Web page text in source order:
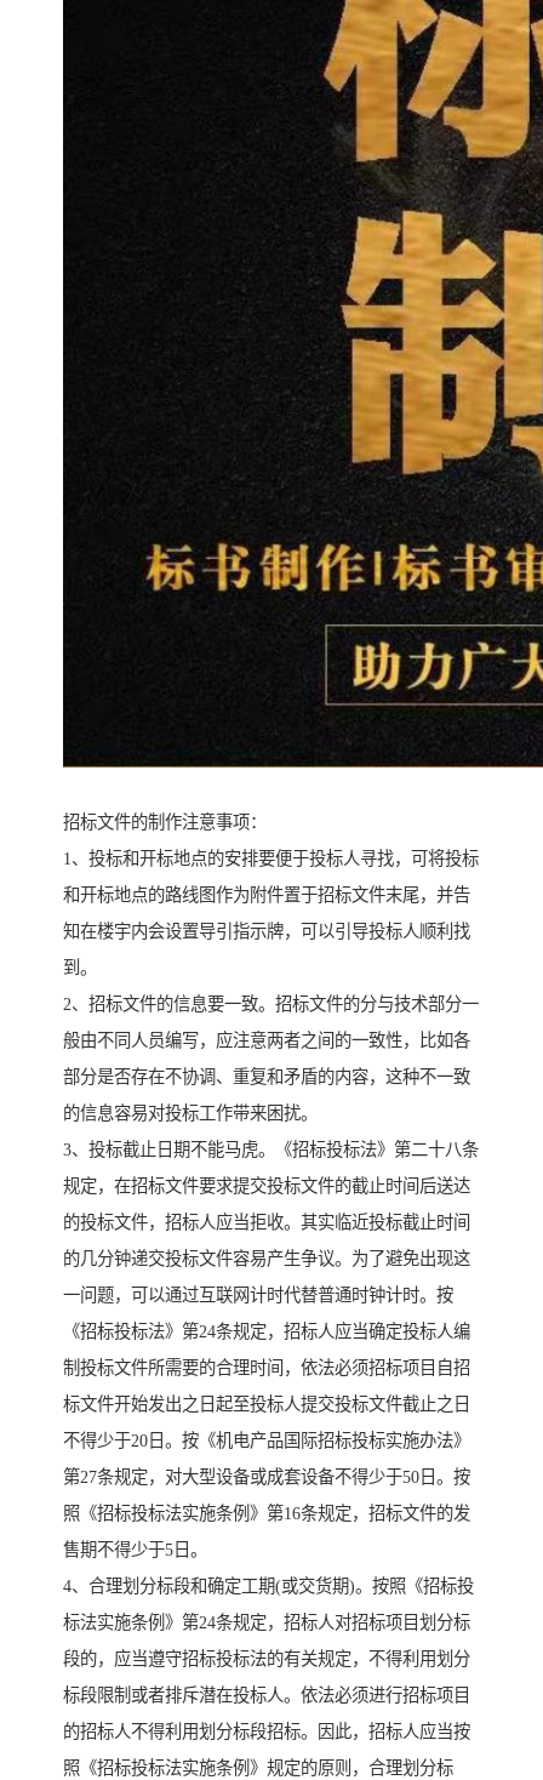
招标文件的制作注意事项：
1、投标和开标地点的安排要便于投标人寻找，可将投标
和开标地点的路线图作为附件置于招标文件末尾，并告
知在楼宇内会设置导引指示牌，可以引导投标人顺利找
到。
2、招标文件的信息要一致。招标文件的分与技术部分一
般由不同人员编写，应注意两者之间的一致性，比如各
部分是否存在不协调、重复和矛盾的内容，这种不一致
的信息容易对投标工作带来困扰。
3、投标截止日期不能马虎。《招标投标法》第二十八条
规定，在招标文件要求提交投标文件的截止时间后送达
的投标文件，招标人应当拒收。其实临近投标截止时间
的几分钟递交投标文件容易产生争议。为了避免出现这
一问题，可以通过互联网计时代替普通时钟计时。按
《招标投标法》第24条规定，招标人应当确定投标人编
制投标文件所需要的合理时间，依法必须招标项目自招
标文件开始发出之日起至投标人提交投标文件截止之日
不得少于20日。按《机电产品国际招标投标实施办法》
第27条规定，对大型设备或成套设备不得少于50日。按
照《招标投标法实施条例》第16条规定，招标文件的发
售期不得少于5日。
4、合理划分标段和确定工期(或交货期)。按照《招标投
标法实施条例》第24条规定，招标人对招标项目划分标
段的，应当遵守招标投标法的有关规定，不得利用划分
标段限制或者排斥潜在投标人。依法必须进行招标项目
的招标人不得利用划分标段招标。因此，招标人应当按
照《招标投标法实施条例》规定的原则，合理划分标